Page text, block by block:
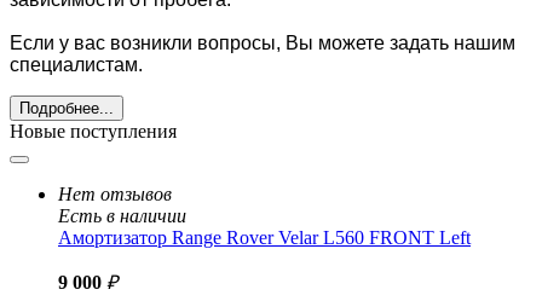
Если у вас возникли вопросы, Вы можете задать нашим
специалистам.
Подробнее...
Новые поступления
Нет отзывов
Есть в наличии
Амортизатор Range Rover Velar L560 FRONT Left
9 000 ₽